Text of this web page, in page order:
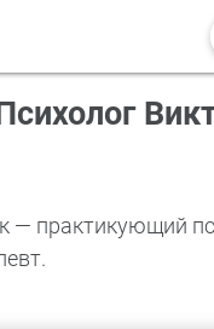
— практикующий